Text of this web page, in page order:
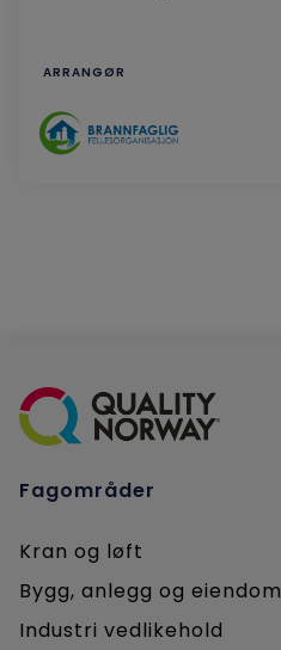
ARRANGØR
Fagområder
Kran og løft
Bygg, anlegg og eiendom
Industri vedlikehold